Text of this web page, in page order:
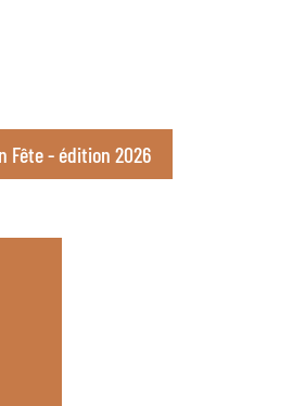
Fête - édition 2026